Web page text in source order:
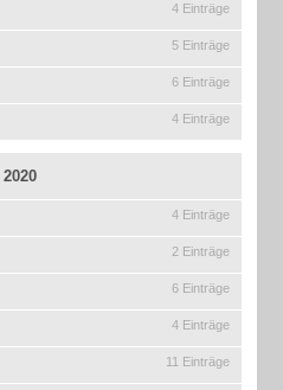
4 Einträge
5 Einträge
6 Einträge
4 Einträge
2020
4 Einträge
2 Einträge
6 Einträge
4 Einträge
11 Einträge